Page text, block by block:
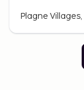
Plagne